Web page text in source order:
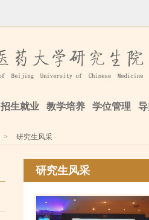
招生就业 教学培养 学位管理
> 研究生风采
研究生风采